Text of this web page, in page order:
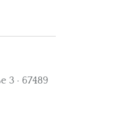
3 · 67489